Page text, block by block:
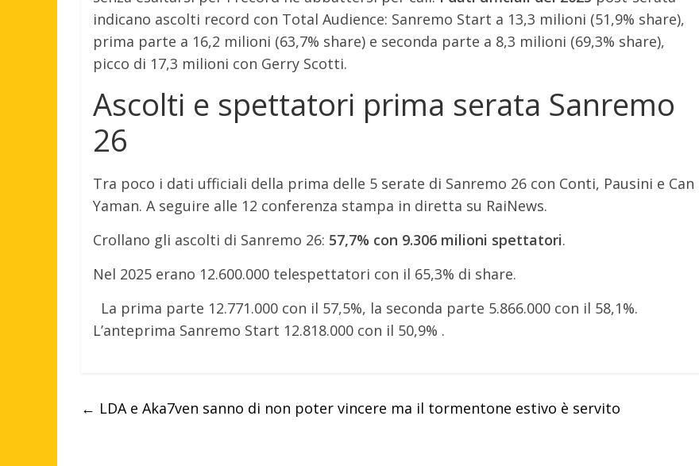
indicano ascolti record con Total Audience: Sanremo Start a 13,3 milioni (51,9% share),
prima parte a 16,2 milioni (63,7% share) e seconda parte a 8,3 milioni (69,3% share),
picco di 17,3 milioni con Gerry Scotti.
Ascolti e spettatori prima serata Sanremo
26
Tra poco i dati ufficiali della prima delle 5 serate di Sanremo 26 con Conti, Pausini e Can
Yaman. A seguire alle 12 conferenza stampa in diretta su RaiNews.
Crollano gli ascolti di Sanremo 26: 57,7% con 9.306 milioni spettatori.
Nel 2025 erano 12.600.000 telespettatori con il 65,3% di share.
La prima parte 12.771.000 con il 57,5%, la seconda parte 5.866.000 con il 58,1%.
L’anteprima Sanremo Start 12.818.000 con il 50,9% .
← LDA e Aka7ven sanno di non poter vincere ma il tormentone estivo è servito